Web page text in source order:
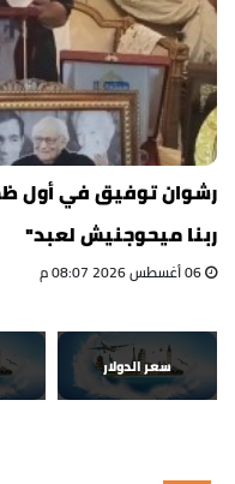
رشوان توفيق في أول
ربنا ميحوجنيش لعبد"
سعر الدولار